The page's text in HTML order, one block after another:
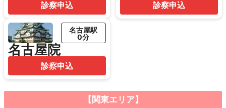
診察申込 診察申込
名古屋院
名古屋駅
0分
診察申込
【関東エリア】